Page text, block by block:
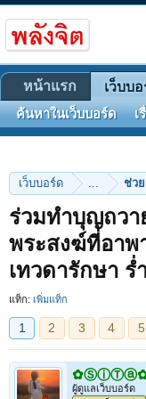
เว็บบอร์ด ... ช่ว
ร่วมทำบุญถวา
พระสงฆ์ที่อาพ
เทวดารักษา ร่
แท็ก: เพิ่มแท็ก
4 5
ผู้ดูแลเว็บบอร์ด
หน้าแรก เว็บบ
ค้นหาในเว็บบอร์ด เ